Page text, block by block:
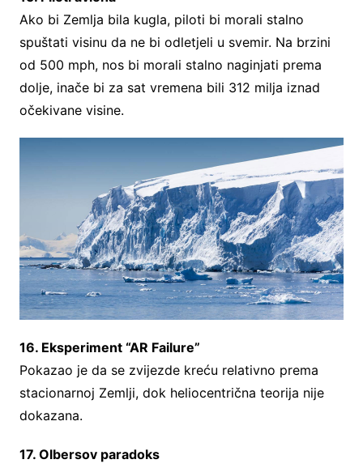
Ako bi Zemlja bila kugla, piloti bi morali stalno
spuštati visinu da ne bi odletjeli u svemir. Na brzini
od 500 mph, nos bi morali stalno naginjati prema
dolje, inače bi za sat vremena bili 312 milja iznad
očekivane visine.
16. Eksperiment “AR Failure”
Pokazao je da se zvijezde kreću relativno prema
stacionarnoj Zemlji, dok heliocentrična teorija nije
dokazana.
17. Olbersov paradoks